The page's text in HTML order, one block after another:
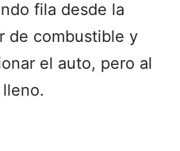
fila desde la
de combustible y
el auto, pero al